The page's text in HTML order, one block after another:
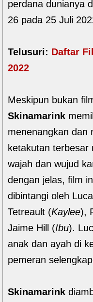
perdana dunianya
26 pada 25 Juli
Telusuri: Daftar
2022
Meskipun bukan
Skinamarink
menenangkan dan
ketakutan terbesar
wajah dan wujud
dengan jelas, film
dibintangi oleh
Tetreault (Kaylee),
Jaime Hill (Ibu).
anak dan ayah di
pemeran
Skinamarink